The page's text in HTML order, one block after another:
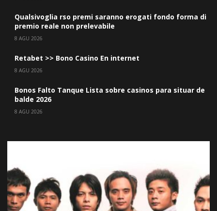
Qualsivoglia rso premi saranno erogati fondo forma di
premio reale non prelevabile
8 AGU 2026
Retabet >> Bono Casino En internet
8 AGU 2026
Bonos Falto Tanque Lista sobre casinos para situar de
balde 2026
8 AGU 2026